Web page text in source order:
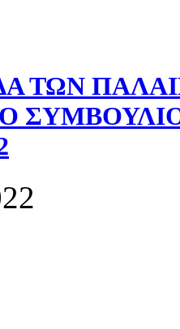
ΤΩΝ